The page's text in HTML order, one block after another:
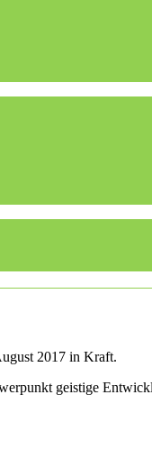
2017 in Kraft.
geistige